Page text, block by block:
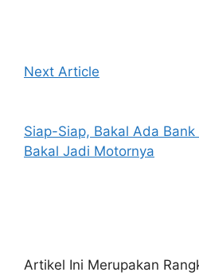
Next Article
Siap-Siap, Bakal Ada Bank
Bakal Jadi Motornya
Artikel Ini Merupakan